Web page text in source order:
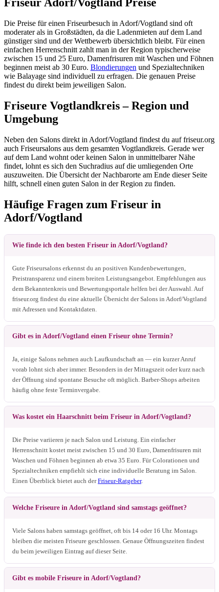
Die Preise für einen Friseurbesuch in Adorf/Vogtland sind oft
moderater als in Großstädten, da die Ladenmieten auf dem Land
günstiger sind und der Wettbewerb übersichtlich bleibt. Für einen
einfachen Herrenschnitt zahlt man in der Region typischerweise
zwischen 15 und 25 Euro, Damenfrisuren mit Waschen und Föhnen
beginnen meist ab 30 Euro. Blondierungen und Spezialtechniken
wie Balayage sind individuell zu erfragen. Die genauen Preise
findest du direkt beim jeweiligen Salon.
Friseure Vogtlandkreis – Region und
Umgebung
Neben den Salons direkt in Adorf/Vogtland findest du auf friseur.org
auch Friseursalons aus dem gesamten Vogtlandkreis. Gerade wer
auf dem Land wohnt oder keinen Salon in unmittelbarer Nähe
findet, lohnt es sich den Suchradius auf die umliegenden Orte
auszuweiten. Die Übersicht der Nachbarorte am Ende dieser Seite
hilft, schnell einen guten Salon in der Region zu finden.
Häufige Fragen zum Friseur in
Adorf/Vogtland
Wie finde ich den besten Friseur in Adorf/Vogtland?
Gute Friseursalons erkennst du an positiven Kundenbewertungen,
Preistransparenz und einem breiten Leistungsangebot. Empfehlungen aus
dem Bekanntenkreis und Bewertungsportale helfen bei der Auswahl. Auf
friseur.org findest du eine aktuelle Übersicht der Salons in Adorf/Vogtland
mit Adressen und Kontaktdaten.
Gibt es in Adorf/Vogtland einen Friseur ohne Termin?
Ja, einige Salons nehmen auch Laufkundschaft an — ein kurzer Anruf
vorab lohnt sich aber immer. Besonders in der Mittagszeit oder kurz nach
der Öffnung sind spontane Besuche oft möglich. Barber-Shops arbeiten
häufig ohne feste Terminvergabe.
Was kostet ein Haarschnitt beim Friseur in Adorf/Vogtland?
Die Preise variieren je nach Salon und Leistung. Ein einfacher
Herrenschnitt kostet meist zwischen 15 und 30 Euro, Damenfrisuren mit
Waschen und Föhnen beginnen ab etwa 35 Euro. Für Colorationen und
Spezialtechniken empfiehlt sich eine individuelle Beratung im Salon.
Einen Überblick bietet auch derFriseur-Ratgeber.
Welche Friseure in Adorf/Vogtland sind samstags geöffnet?
Viele Salons haben samstags geöffnet, oft bis 14 oder 16 Uhr. Montags
bleiben die meisten Friseure geschlossen. Genaue Öffnungszeiten findest
du beim jeweiligen Eintrag auf dieser Seite.
Gibt es mobile Friseure in Adorf/Vogtland?